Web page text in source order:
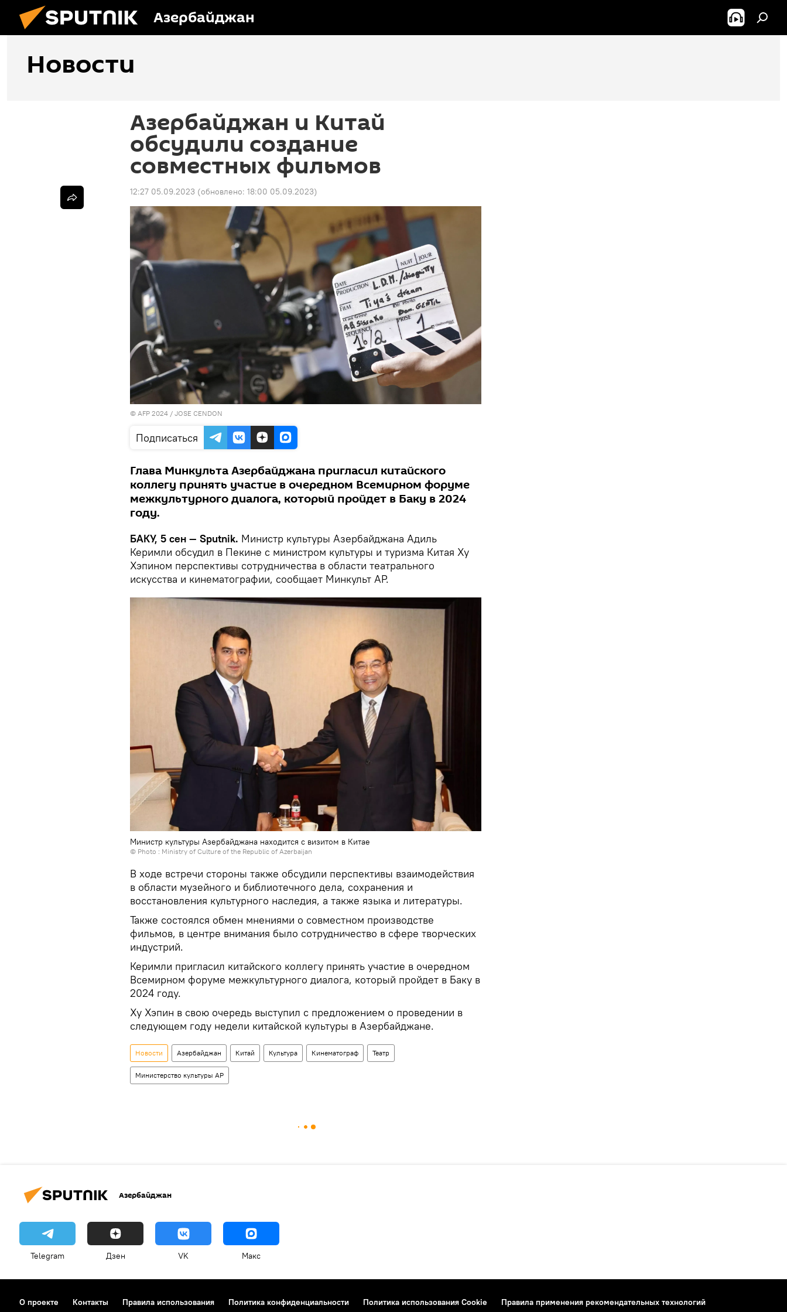
Азербайджан
Новости
Азербайджан и Китай
обсудили создание
совместных фильмов
12:27 05.09.2023 (обновлено: 18:00 05.09.2023)
© AFP 2024 / JOSE CENDON
Подписаться
Глава Минкульта Азербайджана пригласил китайского
коллегу принять участие в очередном Всемирном форуме
межкультурного диалога, который пройдет в Баку в 2024
году.
БАКУ, 5 сен — Sputnik. Министр культуры Азербайджана Адиль
Керимли обсудил в Пекине с министром культуры и туризма Китая Ху
Хэпином перспективы сотрудничества в области театрального
искусства и кинематографии, сообщает Минкульт АР.
Министр культуры Азербайджана находится с визитом в Китае
© Photo : Ministry of Culture of the Republic of Azerbaijan
В ходе встречи стороны также обсудили перспективы взаимодействия
в области музейного и библиотечного дела, сохранения и
восстановления культурного наследия, а также языка и литературы.
Также состоялся обмен мнениями о совместном производстве
фильмов, в центре внимания было сотрудничество в сфере творческих
индустрий.
Керимли пригласил китайского коллегу принять участие в очередном
Всемирном форуме межкультурного диалога, который пройдет в Баку в
2024 году.
Ху Хэпин в свою очередь выступил с предложением о проведении в
следующем году недели китайской культуры в Азербайджане.
Новости Азербайджан Китай Культура Кинематограф Театр
Министерство культуры АР
Азербайджан
Telegram Дзен VK Макс
О проекте Контакты Правила использования Политика конфиденциальности Политика использования Cookie Правила применения рекомендательных технологий